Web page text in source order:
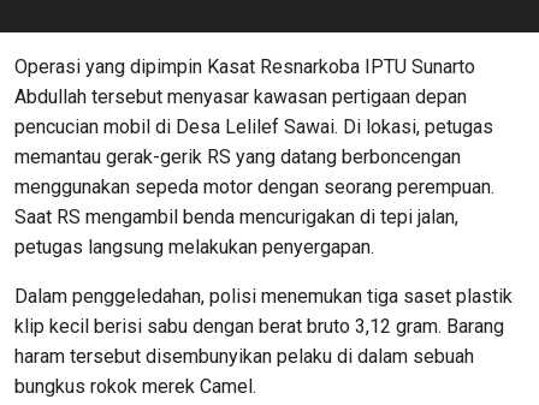
Operasi yang dipimpin Kasat Resnarkoba IPTU Sunarto
Abdullah tersebut menyasar kawasan pertigaan depan
pencucian mobil di Desa Lelilef Sawai. Di lokasi, petugas
memantau gerak-gerik RS yang datang berboncengan
menggunakan sepeda motor dengan seorang perempuan.
Saat RS mengambil benda mencurigakan di tepi jalan,
petugas langsung melakukan penyergapan.
Dalam penggeledahan, polisi menemukan tiga saset plastik
klip kecil berisi sabu dengan berat bruto 3,12 gram. Barang
haram tersebut disembunyikan pelaku di dalam sebuah
bungkus rokok merek Camel.